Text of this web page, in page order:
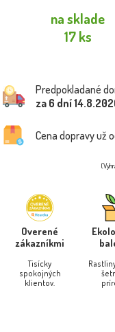
na sklade
17 ks
Predpokladané
za 6 dní
Cena dopravy už
Overené
zákazníkmi
Tisícky
spokojných
klientov.